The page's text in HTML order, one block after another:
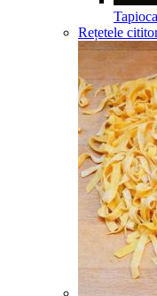
Rețetele